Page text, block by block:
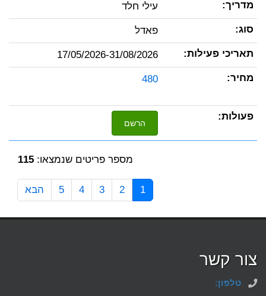
עילי חלד
פאדל
17/05/2026-31/08/2026
480
הרשם
מספר פריטים שנמצאו: 115
1
2
3
4
5 הבא
צור קשר
טלפון: